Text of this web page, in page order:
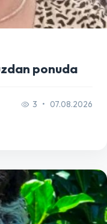
ponuda
3 • 07.08.2026